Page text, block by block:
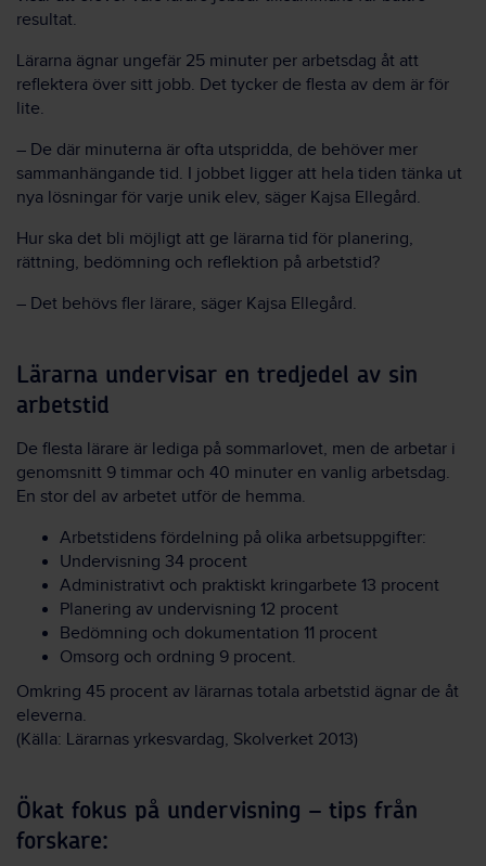
resultat.
Lärarna ägnar ungefär 25 minuter per arbetsdag åt att
reflektera över sitt jobb. Det tycker de flesta av dem är för
lite.
– De där minuterna är ofta utspridda, de behöver mer
sammanhängande tid. I jobbet ligger att hela tiden tänka ut
nya lösningar för varje unik elev, säger Kajsa Ellegård.
Hur ska det bli möjligt att ge lärarna tid för planering,
rättning, bedömning och reflektion på arbetstid?
– Det behövs fler lärare, säger Kajsa Ellegård.
Lärarna undervisar en tredjedel av sin
arbetstid
De flesta lärare är lediga på sommarlovet, men de arbetar i
genomsnitt 9 timmar och 40 minuter en vanlig arbetsdag.
En stor del av arbetet utför de hemma.
Arbetstidens fördelning på olika arbetsuppgifter:
Undervisning 34 procent
Administrativt och praktiskt kringarbete 13 procent
Planering av undervisning 12 procent
Bedömning och dokumentation 11 procent
Omsorg och ordning 9 procent.
Omkring 45 procent av lärarnas totala arbetstid ägnar de åt
eleverna.
(Källa: Lärarnas yrkesvardag, Skolverket 2013)
Ökat fokus på undervisning – tips från
forskare: